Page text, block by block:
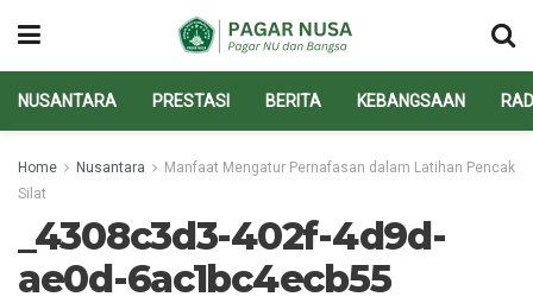
NUSANTARA PRESTASI BERITA KEBANGSAAN
Home Nusantara
Manfaat Mengatur Pernafasan dalam Latihan Pencak
Silat
_4308c3d3-402f-4d9d-
ae0d-6ac1bc4ecb55